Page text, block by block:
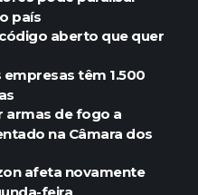
país
aberto que quer
têm 1.500
armas de fogo a
na Câmara dos
afeta novamente
feira